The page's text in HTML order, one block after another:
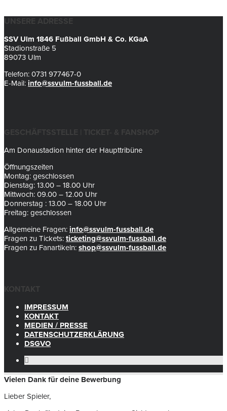
UNSERE ADRESSE
SSV Ulm 1846 Fußball GmbH & Co. KGaA
Stadionstraße 5
89073 Ulm
Telefon: 0731 977467-0
E-Mail: info@ssvulm-fussball.de
GESCHÄFTSSTELLE | TICKET- & FANSHOP
Am Donaustadion hinter der Haupttribüne
Öffnungszeiten
Montag: geschlossen
Dienstag: 13.00 – 18.00 Uhr
Mittwoch: 09.00 – 12.00 Uhr
Donnerstag : 13.00 – 18.00 Uhr
Freitag: geschlossen
Allgemeine Fragen: info@ssvulm-fussball.de
Fragen zu Tickets: ticketing@ssvulm-fussball.de
Fragen zu Fanartikeln: shop@ssvulm-fussball.de
KONTAKT
IMPRESSUM
KONTAKT
MEDIEN / PRESSE
DATENSCHUTZERKLÄRUNG
DSGVO
Vielen Dank für deine Bewerbung
Lieber Spieler,